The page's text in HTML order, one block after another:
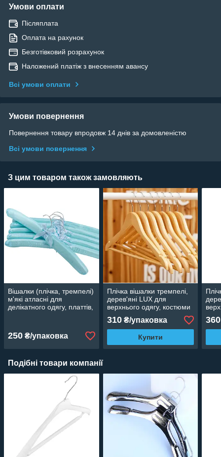
Умови оплати
Післяплата
Оплата на рахунок
Безготівковий розрахунок
Наложений платіж з внесенням авансу
Всі умови оплати
Умови повернення
Повернення товару впродовж 14 днів за домовленістю
Всі умови повернення
З цим товаром також замовляють
Вішалки (плічка, тремпелі)
м'які атласні для
делікатного одягу, платтів,
250 ₴/упаковка
Плічка вішалки тремпелі,
дерев'яні LUX для
верхнього одягу, костюми
лаковані 5 шт., 44 см
310₴/упаковка
Купити
44
360
Подібні товари компанії